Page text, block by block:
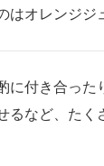
オレンジジ
付き合った
など、た